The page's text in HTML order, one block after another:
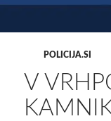
POLICIJA.SI
V